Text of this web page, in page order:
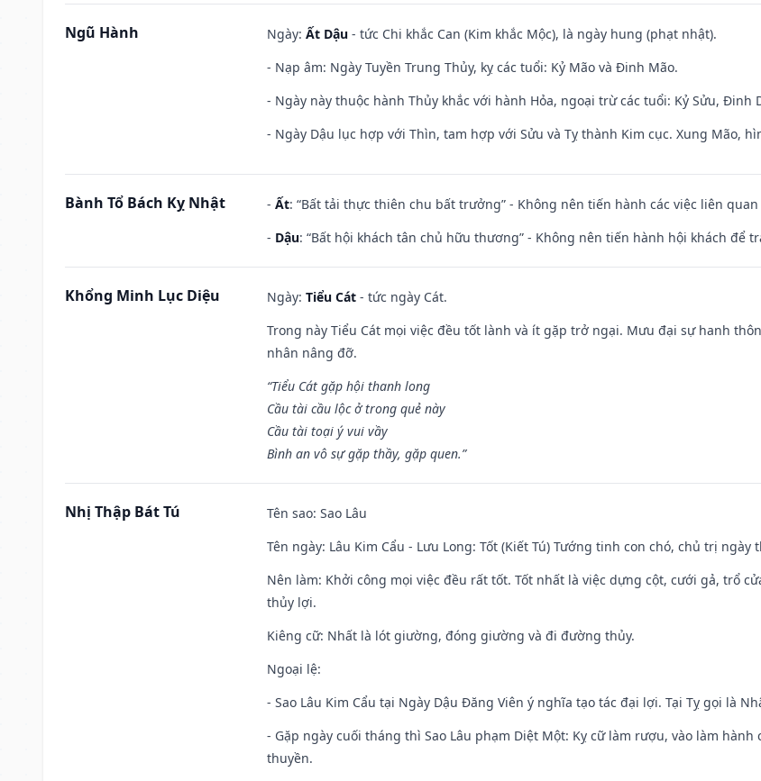
Ngũ Hành Ngày: Ất Dậu - tức Chi khắc Can (Kim khắc Mộc), là ngày hung (phạt nhật).
- Nạp âm: Ngày Tuyền Trung Thủy, kỵ các tuổi: Kỷ Mão và Đinh Mão.
- Ngày này thuộc hành Thủy khắc với hành Hỏa, ngoại trừ các tuổi: Kỷ Sửu, Đinh
- Ngày Dậu lục hợp với Thìn, tam hợp với Sửu và Tỵ thành Kim cục. Xung Mão,
Bành Tổ Bách Kỵ Nhật - Ất: “Bất tải thực thiên chu bất trưởng” - Không nên tiến hành các việc liên
- Dậu: “Bất hội khách tân chủ hữu thương” - Không nên tiến hành hội khách để
Khổng Minh Lục Diệu Ngày: Tiểu Cát - tức ngày Cát.
Trong này Tiểu Cát mọi việc đều tốt lành và ít gặp trở ngại. Mưu đại sự hanh
nhân nâng đỡ.
“Tiểu Cát gặp hội thanh long
Cầu tài cầu lộc ở trong quẻ này
Cầu tài toại ý vui vầy
Bình an vô sự gặp thầy, gặp quen.”
Nhị Thập Bát Tú Tên sao: Sao Lâu
Tên ngày: Lâu Kim Cẩu - Lưu Long: Tốt (Kiết Tú) Tướng tinh con chó, chủ trị ngày
Nên làm: Khởi công mọi việc đều rất tốt. Tốt nhất là việc dựng cột, cưới gả, trổ
thủy lợi.
Kiêng cữ: Nhất là lót giường, đóng giường và đi đường thủy.
Ngoại lệ:
- Sao Lâu Kim Cẩu tại Ngày Dậu Đăng Viên ý nghĩa tạo tác đại lợi. Tại Tỵ gọi là
- Gặp ngày cuối tháng thì Sao Lâu phạm Diệt Một: Kỵ cữ làm rượu, vào làm
thuyền.